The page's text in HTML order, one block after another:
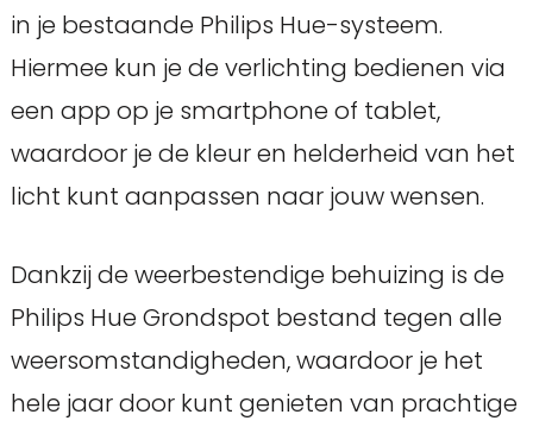
in je bestaande Philips Hue-systeem.
Hiermee kun je de verlichting bedienen via
een app op je smartphone of tablet,
waardoor je de kleur en helderheid van het
licht kunt aanpassen naar jouw wensen.
Dankzij de weerbestendige behuizing is de
Philips Hue Grondspot bestand tegen alle
weersomstandigheden, waardoor je het
hele jaar door kunt genieten van prachtige